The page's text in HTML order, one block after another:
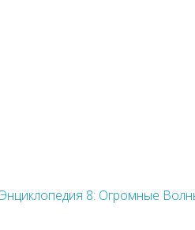
8: Огромные